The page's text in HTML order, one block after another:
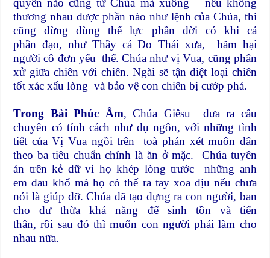
quyền nào cũng từ Chúa mà xuống – nếu không
thương nhau được phần nào như lệnh của Chúa, thì
cũng đừng dùng thế lực phần đời có khi cả
phần đạo, như Thầy cả Do Thái xưa, hãm hại
người cô đơn yếu thế. Chúa như vị Vua, cũng phân
xử giữa chiên với chiên. Ngài sẽ tận diệt loại chiên
tốt xác xấu lòng và bảo vệ con chiên bị cướp phá.
Trong Bài Phúc Âm, Chúa Giêsu đưa ra câu
chuyên có tính cách như dụ ngôn, với những tình
tiết của Vị Vua ngồi trên toà phán xét muôn dân
theo ba tiêu chuẩn chính là ăn ở mặc. Chúa tuyên
án trên kẻ dữ vì họ khép lòng trước những anh
em đau khổ mà họ có thể ra tay xoa dịu nếu chưa
nói là giúp đỡ. Chúa đã tạo dựng ra con người, ban
cho dư thừa khả năng để sinh tồn và tiến
thân, rồi sau đó thì muốn con người phải làm cho
nhau nữa.